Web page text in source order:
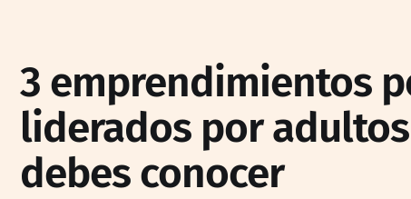
3 emprendimientos
liderados por
debes conocer